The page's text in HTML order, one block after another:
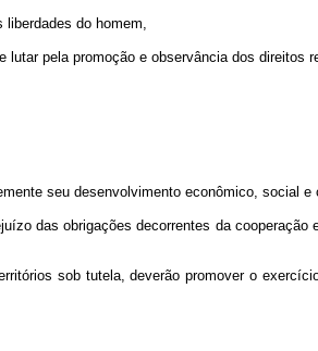
liberdades do homem,
pela promoção e observância dos direitos
seu desenvolvimento econômico, social e
das obrigações decorrentes da cooperação
sob tutela, deverão promover o